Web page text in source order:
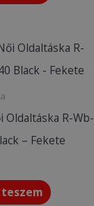
Oldaltáska R-Wb-
– Fekete